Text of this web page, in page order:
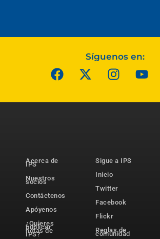
Síguenos en:
Acerca de
IPS
Nuestros
socios
Contáctenos
Apóyenos
¿Quieres
publicar
notas de
IPS?
Sigue a IPS
Inicio
Twitter
Facebook
Flickr
Reglas de
comunidad